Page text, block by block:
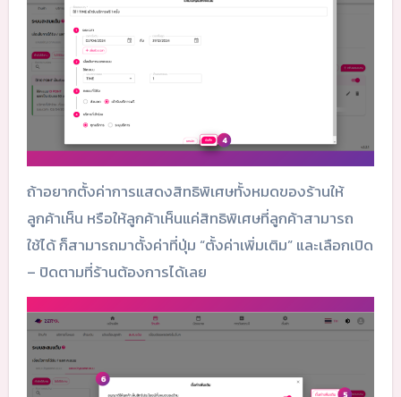
ถ้าอยากตั้งค่าการแสดงสิทธิพิเศษทั้งหมดของร้านให้
ลูกค้าเห็น หรือให้ลูกค้าเห็นแค่สิทธิพิเศษที่ลูกค้าสามารถ
ใช้ได้ ก็สามารถมาตั้งค่าที่ปุ่ม “ตั้งค่าเพิ่มเติม” และเลือกเปิด
– ปิดตามที่ร้านต้องการได้เลย